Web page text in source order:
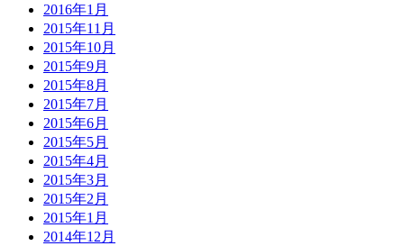
2016年1月
2015年11月
2015年10月
2015年9月
2015年8月
2015年7月
2015年6月
2015年5月
2015年4月
2015年3月
2015年2月
2015年1月
2014年12月